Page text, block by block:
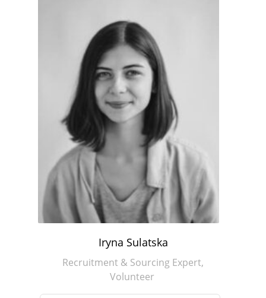
Iryna Sulatska
Recruitment & Sourcing Expert,
Volunteer